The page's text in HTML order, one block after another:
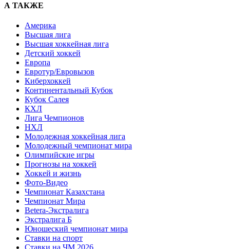
А ТАКЖЕ
Америка
Высшая лига
Высшая хоккейная лига
Детский хоккей
Европа
Евротур/Евровызов
Киберхоккей
Континентальный Кубок
Кубок Салея
КХЛ
Лига Чемпионов
НХЛ
Молодежная хоккейная лига
Молодежный чемпионат мира
Олимпийские игры
Прогнозы на хоккей
Хоккей и жизнь
Фото-Видео
Чемпионат Казахстана
Чемпионат Мира
Betera-Экстралига
Экстралига Б
Юношеский чемпионат мира
Ставки на спорт